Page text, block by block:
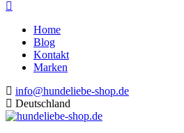
Home
Blog
Kontakt
Marken
info@hundeliebe-shop.de
Deutschland